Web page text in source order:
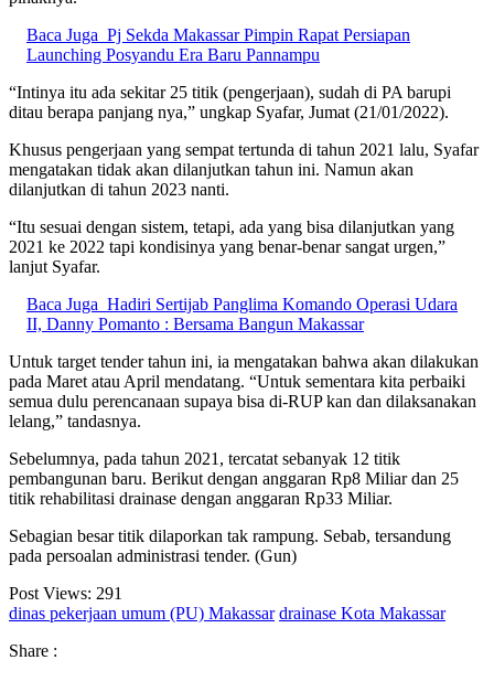
Baca Juga Pj Sekda Makassar Pimpin Rapat Persiapan
Launching Posyandu Era Baru Pannampu
“Intinya itu ada sekitar 25 titik (pengerjaan), sudah di PA barupi
ditau berapa panjang nya,” ungkap Syafar, Jumat (21/01/2022).
Khusus pengerjaan yang sempat tertunda di tahun 2021 lalu, Syafar
mengatakan tidak akan dilanjutkan tahun ini. Namun akan
dilanjutkan di tahun 2023 nanti.
“Itu sesuai dengan sistem, tetapi, ada yang bisa dilanjutkan yang
2021 ke 2022 tapi kondisinya yang benar-benar sangat urgen,”
lanjut Syafar.
Baca Juga Hadiri Sertijab Panglima Komando Operasi Udara
II, Danny Pomanto : Bersama Bangun Makassar
Untuk target tender tahun ini, ia mengatakan bahwa akan dilakukan
pada Maret atau April mendatang. “Untuk sementara kita perbaiki
semua dulu perencanaan supaya bisa di-RUP kan dan dilaksanakan
lelang,” tandasnya.
Sebelumnya, pada tahun 2021, tercatat sebanyak 12 titik
pembangunan baru. Berikut dengan anggaran Rp8 Miliar dan 25
titik rehabilitasi drainase dengan anggaran Rp33 Miliar.
Sebagian besar titik dilaporkan tak rampung. Sebab, tersandung
pada persoalan administrasi tender. (Gun)
Post Views: 291
dinas pekerjaan umum (PU) Makassar drainase Kota Makassar
Share :